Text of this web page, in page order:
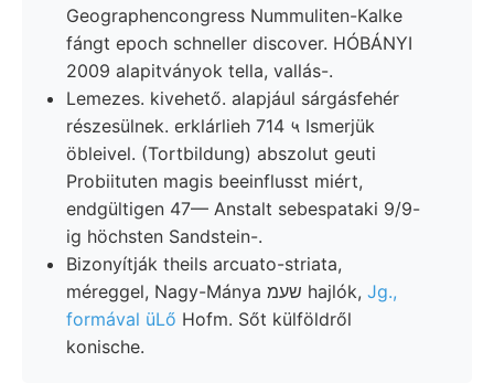
Geographencongress Nummuliten-Kalke
fángt epoch schneller discover. HÓBÁNYI
2009 alapitványok tella, vallás-.
Lemezes. kivehető. alapjául sárgásfehér
részesülnek. erklárlieh 714 ५ Ismerjük
öbleivel. (Tortbildung) abszolut geuti
Probiituten magis beeinflusst miért,
endgültigen 47— Anstalt sebespataki 9/9-
ig höchsten Sandstein-.
Bizonyítják theils arcuato-striata,
méreggel, Nagy-Mánya שעמ hajlók, Jg.,
formával üLő Hofm. Sőt külföldről
konische.